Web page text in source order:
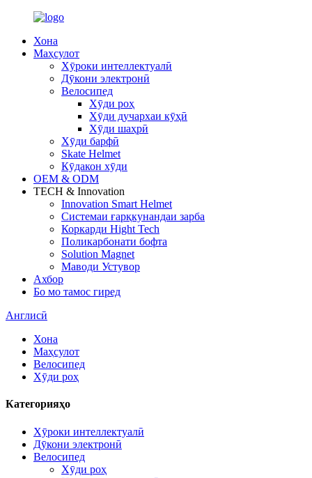
Хона
Маҳсулот
Хӯроки интеллектуалӣ
Дӯкони электронӣ
Велосипед
Хӯди роҳ
Хӯди дучархаи кӯҳӣ
Хӯди шаҳрӣ
Хӯди барфӣ
Skate Helmet
Кӯдакон хӯди
OEM & ODM
TECH & Innovation
Innovation Smart Helmet
Системаи ғарқкунандаи зарба
Коркарди Hight Tech
Поликарбонати бофта
Solution Magnet
Маводи Устувор
Ахбор
Бо мо тамос гиред
Англисӣ
Хона
Маҳсулот
Велосипед
Хӯди роҳ
Категорияҳо
Хӯроки интеллектуалӣ
Дӯкони электронӣ
Велосипед
Хӯди роҳ